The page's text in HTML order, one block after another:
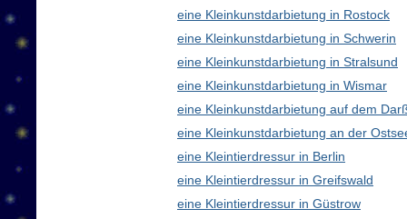
eine Kleinkunstdarbietung in Rostock
eine Kleinkunstdarbietung in Schwerin
eine Kleinkunstdarbietung in Stralsund
eine Kleinkunstdarbietung in Wismar
eine Kleinkunstdarbietung auf dem
eine Kleinkunstdarbietung an der
eine Kleintierdressur in Berlin
eine Kleintierdressur in Greifswald
eine Kleintierdressur in Güstrow